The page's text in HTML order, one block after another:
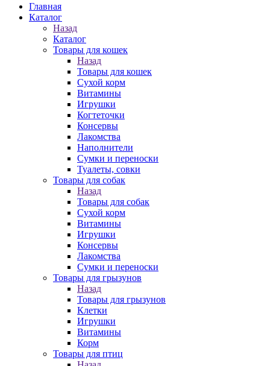
Главная
Каталог
Назад
Каталог
Товары для кошек
Назад
Товары для кошек
Cухой корм
Витамины
Игрушки
Когтеточки
Консервы
Лакомства
Наполнители
Сумки и переноски
Туалеты, совки
Товары для собак
Назад
Товары для собак
Cухой корм
Витамины
Игрушки
Консервы
Лакомства
Сумки и переноски
Товары для грызунов
Назад
Товары для грызунов
Клетки
Игрушки
Витамины
Корм
Товары для птиц